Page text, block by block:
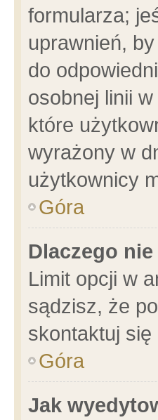
formularza;
uprawnień,
do
osobnej linii
które
wyrażony w
użytkownicy
Góra
Dlaczego
Limit opcji w
sądzisz, że
skontaktuj
Góra
Jak